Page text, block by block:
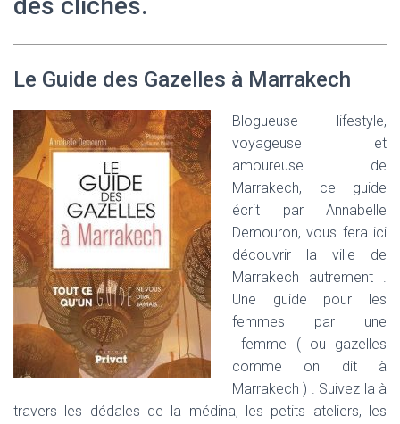
Le Guide des Gazelles à Marrakech
Blogueuse lifestyle,
voyageuse et
amoureuse de
Marrakech, ce guide
écrit par Annabelle
Demouron, vous fera ici
découvrir la ville de
Marrakech autrement .
Une guide pour les
femmes par une
femme ( ou gazelles
comme on dit à
Marrakech ) . Suivez la à
travers les dédales de la médina, les petits ateliers, les